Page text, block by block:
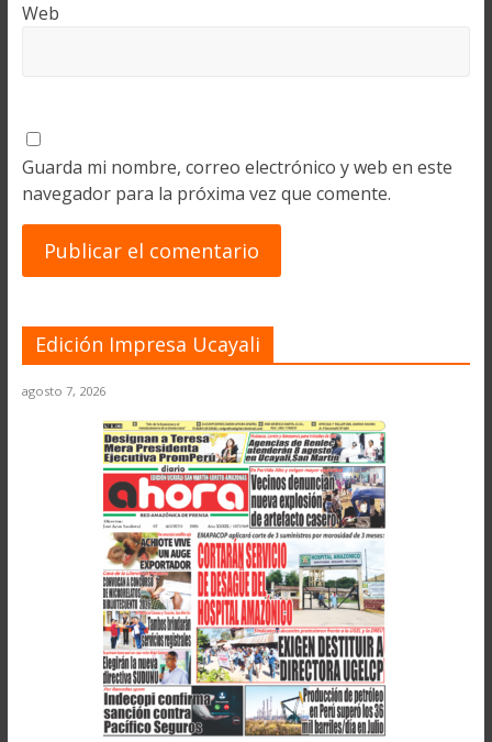
Web
Guarda mi nombre, correo electrónico y web en este
navegador para la próxima vez que comente.
Edición Impresa Ucayali
agosto 7, 2026